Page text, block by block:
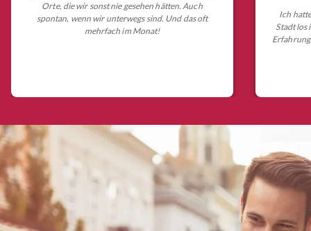
Orte, die wir sonst nie gesehen hätten. Auch
spontan, wenn wir unterwegs sind. Und das oft
mehrfach im Monat!
Ich
Stadt los